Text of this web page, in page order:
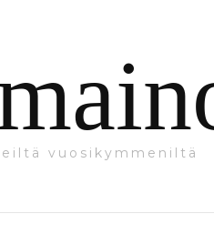
vuosikymmeniltä